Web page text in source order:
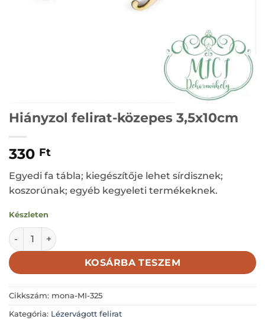
Hiányzol felirat-közepes 3,5x10cm
330 Ft
Egyedi fa tábla; kiegészítője lehet sírdisznek;
koszorúnak; egyéb kegyeleti termékeknek.
Készleten
Hiányzol felirat-közepes 3,5x10cm mennyiség
KOSÁRBA TESZEM
Cikkszám: mona-MI-325
Kategória: Lézervágott felirat